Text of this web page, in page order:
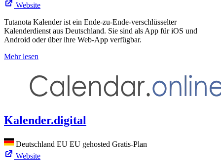
Website
Tutanota Kalender ist ein Ende-zu-Ende-verschlüsselter
Kalenderdienst aus Deutschland. Sie sind als App für iOS und
Android oder über ihre Web-App verfügbar.
Mehr lesen
Kalender.digital
Deutschland EU EU gehosted Gratis-Plan
Website